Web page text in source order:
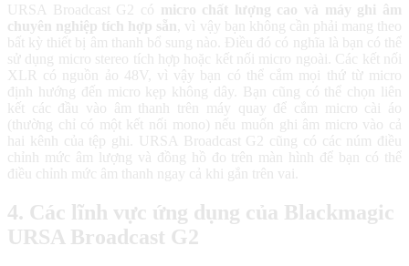
URSA Broadcast G2 có micro chất lượng cao và máy ghi âm
chuyên nghiệp tích hợp sẵn
, vì vậy bạn không cần phải mang theo
bất kỳ thiết bị âm thanh bổ sung nào. Điều đó có nghĩa là bạn có thể
sử dụng micro stereo tích hợp hoặc kết nối micro ngoài. Các kết nối
XLR có nguồn ảo 48V, vì vậy bạn có thể cắm mọi thứ từ micro
định hướng đến micro kẹp không dây. Bạn cũng có thể chọn liên
kết các đầu vào âm thanh trên máy quay để cắm micro cài áo
(thường chỉ có một kết nối mono) nếu muốn ghi âm micro vào cả
hai kênh của tệp ghi. URSA Broadcast G2 cũng có các núm điều
chỉnh mức âm lượng và đồng hồ đo trên màn hình để bạn có thể
điều chỉnh mức âm thanh ngay cả khi gắn trên vai.
4. Các lĩnh vực ứng dụng của Blackmagic
URSA Broadcast G2